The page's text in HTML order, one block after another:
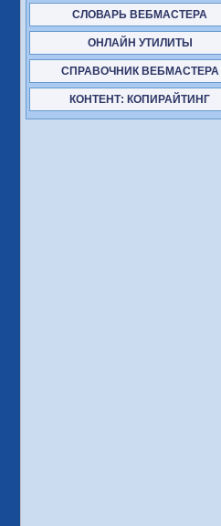
СЛОВАРЬ ВЕБМАСТЕРА
ОНЛАЙН УТИЛИТЫ
СПРАВОЧНИК ВЕБМАСТЕРА
КОНТЕНТ: КОПИРАЙТИНГ